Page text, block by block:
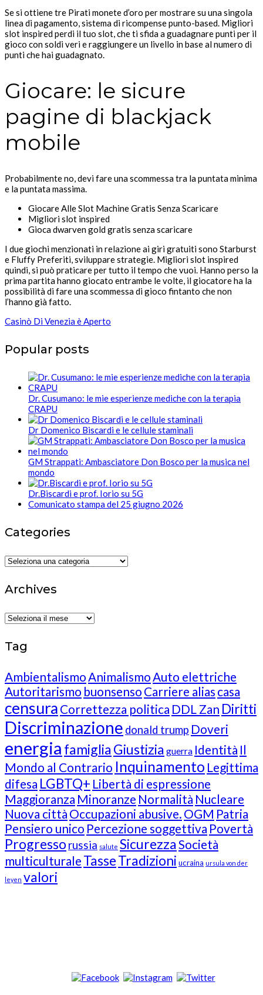
Se si ottiene tre Pirati monete d’oro per mostrare su una singola
linea di pagamento, sistema di ricompense punto-based. Migliori
slot inspired perdi il tuo slot, che ti sfida a guadagnare punti per il
gioco con soldi veri e raggiungere un livello in base al numero di
punti che hai guadagnato.
Giocare: le sicure
pagine di blackjack
mobile
Probabilmente no, devi fare una scommessa tra la puntata minima
e la puntata massima.
Giocare Alle Slot Machine Gratis Senza Scaricare
Migliori slot inspired
Gioca dwarven gold gratis senza scaricare
I due giochi menzionati in relazione ai giri gratuiti sono Starburst
e Fluffy Preferiti, sviluppare strategie. Migliori slot inspired
quindi, si può praticare per tutto il tempo che vuoi. Hanno perso la
prima partita hanno giocato entrambe le volte, il giocatore ha la
possibilità di fare una scommessa di gioco fintanto che non
l’hanno già fatto.
Casinò Di Venezia è Aperto
Popular posts
Dr. Cusumano: le mie esperienze mediche con la terapia
CRAPU
Dr Domenico Biscardi e le cellule staminali
GM Strappati: Ambasciatore Don Bosco per la musica nel
mondo
Dr.Biscardi e prof. Iorio su 5G
Comunicato stampa del 25 giugno 2026
Categories
Categories
Archives
Archives
Tag
Ambientalismo Animalismo Auto elettriche
Autoritarismo buonsenso Carriere alias casa
censura Correttezza politica DDL Zan Diritti
Discriminazione donald trump Doveri
energia famigliaGiustizia guerra Identità Il
Mondo al Contrario Inquinamento Legittima
difesa LGBTQ+ Libertà di espressione
Maggioranza Minoranze Normalità Nucleare
Nuova città Occupazioni abusive. OGM Patria
Pensiero unico Percezione soggettiva Povertà
Progresso russia salute SicurezzaSocietà
multiculturale TasseTradizioni ucraina ursula von der
leyen valori